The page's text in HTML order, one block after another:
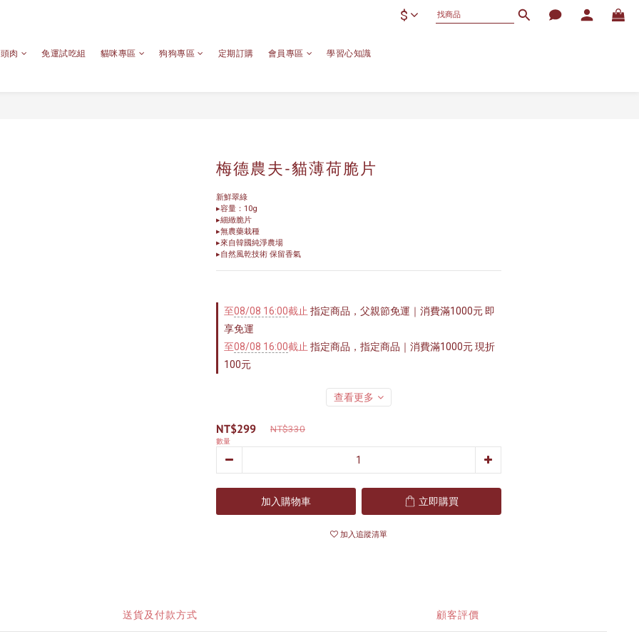
$
肉 免運試吃組 貓咪專區 狗狗專區 定期訂購 會員專區 學習心知識
梅德農夫-貓薄荷脆片
新鮮翠綠
▸容量：10g
▸細緻脆片
▸無農藥栽種
▸來自韓國純淨農場
▸自然風乾技術 保留香氣
至08/08 16:00截止 指定商品，父親節免運｜消費滿1000元 即
享免運
至08/08 16:00截止 指定商品，指定商品｜消費滿1000元 現折
100元
查看更多
NT$299 NT$330
數量
加入購物車 立即購買
加入追蹤清單
送貨及付款方式 顧客評價